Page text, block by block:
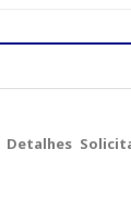
Detalhes